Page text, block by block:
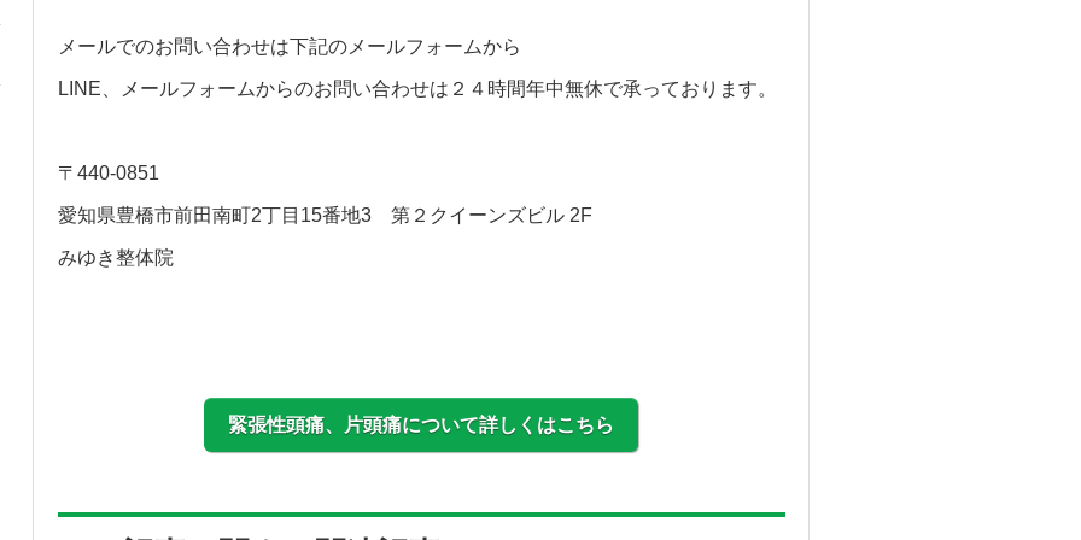
メールでのお問い合わせは下記のメールフォームから
LINE、メールフォームからのお問い合わせは２４時間年中無休で承っております。
〒440-0851
愛知県豊橋市前田南町2丁目15番地3 第２クイーンズビル 2F
みゆき整体院
緊張性頭痛、片頭痛について詳しくはこちら